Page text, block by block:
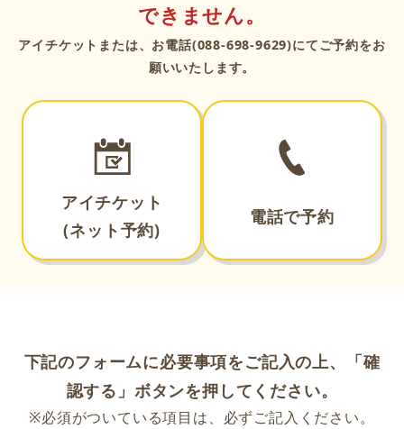
できません。
アイチケットまたは、お電話(088-698-9629)にてご予約をお
願いいたします。
アイチケット
(ネット予約)
電話で予約
下記のフォームに必要事項をご記入の上、「確
認する」ボタンを押してください。
※必須がついている項目は、必ずご記入ください。